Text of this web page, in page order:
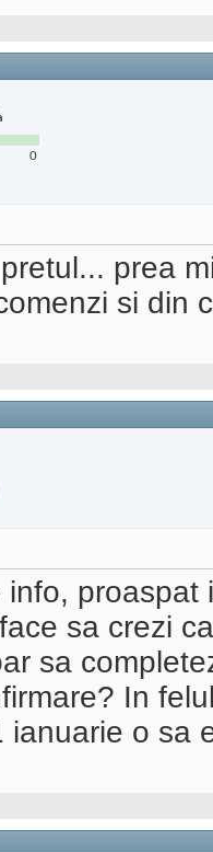
0
prea
si din
info,
sa crezi
sa
In
ianuarie o sa